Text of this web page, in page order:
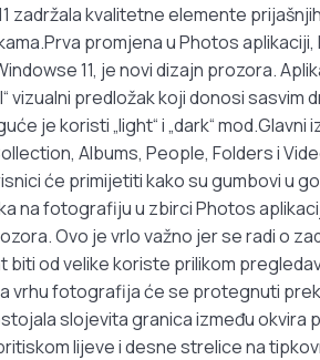
zadržala kvalitetne elemente
promjena u Photos
11, je novi dizajn prozora.
vizualni predložak koji donosi
je koristi „light“ i „dark“
Albums, People, Folders i
će primijetiti kako su gumbovi u
na fotografiju u zbirci Photos
Ovo je vrlo važno jer se radi o
biti od velike koriste prilikom
vrhu fotografija će se protegnuti
slojevita granica između
lijeve i desne strelice na